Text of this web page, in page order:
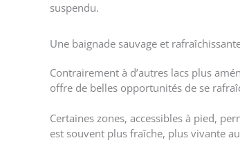
suspendu.
Une baignade sauvage et
Contrairement à d’autres lacs plus
offre de belles opportunités de se
Certaines zones, accessibles à pied,
est souvent plus fraîche, plus vivante